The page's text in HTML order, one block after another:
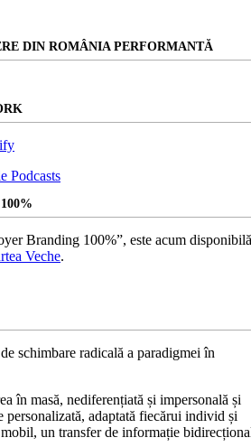
DIN ROMÂNIA PERFORMANTĂ
Branding 100%”, este acum
Veche.
schimbare radicală a paradigmei în
în masă, nediferențiată și impersonală și
personalizată, adaptată fiecărui individ și
un transfer de informație